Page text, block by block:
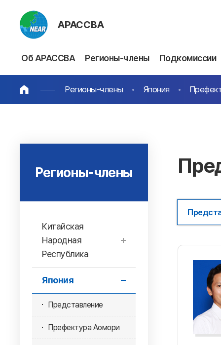
АРАССВА
Об АРАССВА Регионы-члены Подкомиссии
Регионы-члены Япония
Регионы-члены
Китайская
Народная
Республика
Япония
Представление
Префектура Аомори